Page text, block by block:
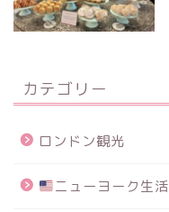
カテゴリー
ロンドン観光
ニューヨーク生活